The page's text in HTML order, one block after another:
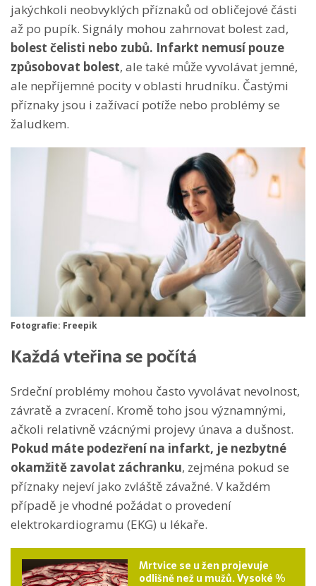
jakýchkoli neobvyklých příznaků od obličejové části
až po pupík. Signály mohou zahrnovat bolest zad,
bolest čelisti nebo zubů. Infarkt nemusí pouze
způsobovat bolest, ale také může vyvolávat jemné,
ale nepříjemné pocity v oblasti hrudníku. Častými
příznaky jsou i zažívací potíže nebo problémy se
žaludkem.
Fotografie: Freepik
Každá vteřina se počítá
Srdeční problémy mohou často vyvolávat nevolnost,
závratě a zvracení. Kromě toho jsou významnými,
ačkoli relativně vzácnými projevy únava a dušnost.
Pokud máte podezření na infarkt, je nezbytné
okamžitě zavolat záchranku, zejména pokud se
příznaky nejeví jako zvláště závažné. V každém
případě je vhodné požádat o provedení
elektrokardiogramu (EKG) u lékaře.
Mrtvice se u žen projevuje
odlišně než u mužů. Vysoké %